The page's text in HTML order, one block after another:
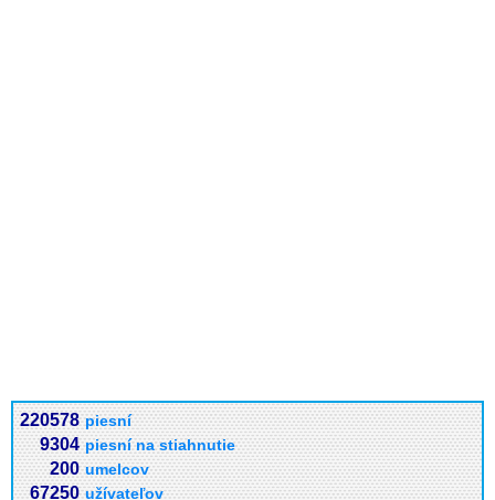
220578 piesní
9304 piesní na stiahnutie
200 umelcov
67250 užívateľov